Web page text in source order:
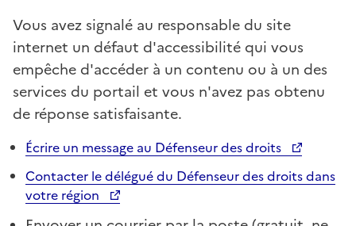
Vous avez signalé au responsable du site
internet un défaut d'accessibilité qui vous
empêche d'accéder à un contenu ou à un des
services du portail et vous n'avez pas obtenu
de réponse satisfaisante.
Écrire un message au Défenseur des droits
Contacter le délégué du Défenseur des droits dans
votre région